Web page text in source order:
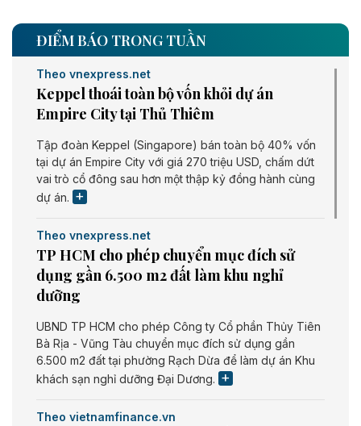
ĐIỂM BÁO TRONG TUẦN
Theo vnexpress.net
Keppel thoái toàn bộ vốn khỏi dự án
Empire City tại Thủ Thiêm
Tập đoàn Keppel (Singapore) bán toàn bộ 40% vốn
tại dự án Empire City với giá 270 triệu USD, chấm dứt
vai trò cổ đông sau hơn một thập kỷ đồng hành cùng
dự án.
Theo vnexpress.net
TP HCM cho phép chuyển mục đích sử
dụng gần 6.500 m2 đất làm khu nghỉ
dưỡng
UBND TP HCM cho phép Công ty Cổ phần Thủy Tiên
Bà Rịa - Vũng Tàu chuyển mục đích sử dụng gần
6.500 m2 đất tại phường Rạch Dừa để làm dự án Khu
khách sạn nghỉ dưỡng Đại Dương.
Theo vietnamfinance.vn